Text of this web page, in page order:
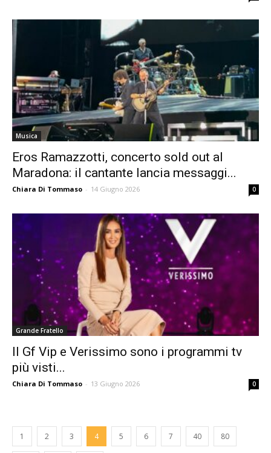
Musica
Eros Ramazzotti, concerto sold out al
Maradona: il cantante lancia messaggi...
Chiara Di Tommaso - 14 Giugno 2026 0
Grande Fratello
Il Gf Vip e Verissimo sono i programmi tv
più visti...
Chiara Di Tommaso - 13 Giugno 2026 0
1 2 3 4 5 6 7 40 80